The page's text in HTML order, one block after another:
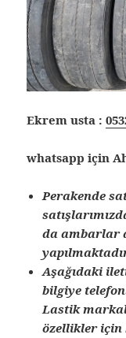
Ekrem usta :
whatsapp için
Perakende
da ambarlar
Aşağıdaki
bilgiye
Lastik
özellikler için